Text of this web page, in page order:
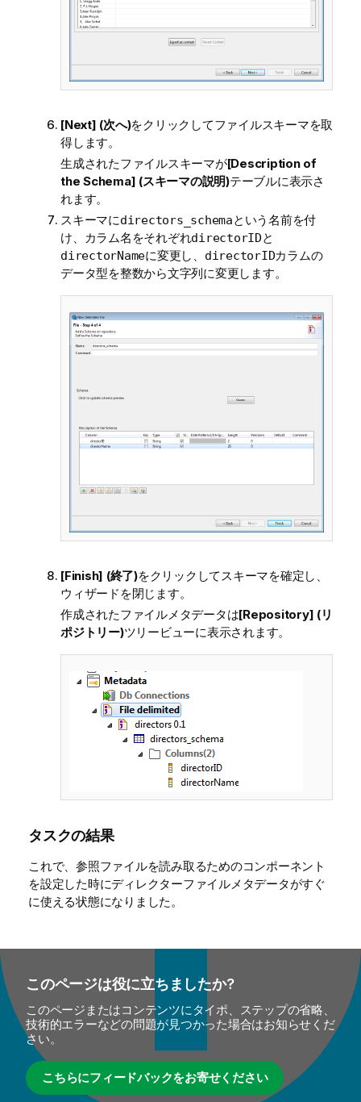
[Next] (次へ)をクリックしてファイルスキーマを取
得します。
生成されたファイルスキーマが[Description of
the Schema] (スキーマの説明)テーブルに表示さ
れます。
スキーマにdirectors_schemaという名前を付
け、カラム名をそれぞれdirectorIDと
directorNameに変更し、 directorIDカラムの
データ型を整数から文字列に変更します。
[Finish] (終了)をクリックしてスキーマを確定し、
ウィザードを閉じます。
作成されたファイルメタデータは[Repository] (リ
ポジトリー)ツリービューに表示されます。
タスクの結果
これで、参照ファイルを読み取るためのコンポーネント
を設定した時にディレクターファイルメタデータがすぐ
に使える状態になりました。
このページは役に立ちましたか?
このページまたはコンテンツにタイポ、ステップの省略、
技術的エラーなどの問題が見つかった場合はお知らせくだ
さい。
こちらにフィードバックをお寄せください